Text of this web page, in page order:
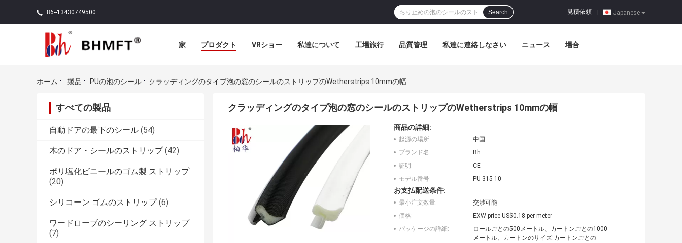
86--13430749500 Japanese
見積依頼
Search
家 プロダクト VRショー 私達について 工場旅行 品質管理 私達に連絡しなさい ニュース 場合
ホーム 製品 PUの泡のシール クラッディングのタイプ泡の窓のシールのストリップのWetherstrips 10mmの幅
すべての製品
自動ドアの最下のシール (54)
木のドア・シールのストリップ (42)
ポリ塩化ビニールのゴム製 ストリップ
(20)
シリコーン ゴムのストリップ (6)
ワードローブのシーリング ストリップ
(7)
クラッディングのタイプ泡の窓のシールのストリップのWetherstrips 10mmの幅
商品の詳細:
起源の場所:
中国
ブランド名:
Bh
証明:
CE
モデル番号:
PU-315-10
お支払配送条件:
最小注文数量:
交渉可能
価格:
EXW price US$0.18 per meter
パッケージの詳細:
ロールごとの500メートル、カートンごとの1000
メートル、カートンのサイズ:カートンごとの